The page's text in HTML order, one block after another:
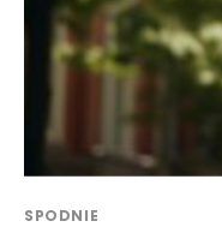
SPODNIE